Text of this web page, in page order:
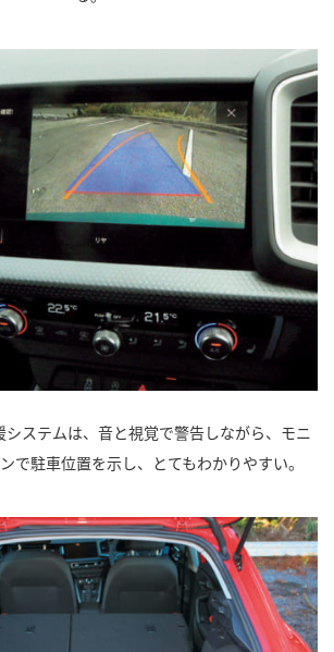
システムは、音と視覚で警告しながら、モニ
で駐車位置を示し、とてもわかりやすい。